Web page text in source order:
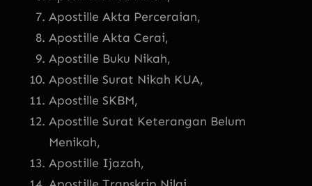
Apostille Akta Perceraian,
Apostille Akta Cerai,
Apostille Buku Nikah,
Apostille Surat Nikah KUA,
Apostille SKBM,
Apostille Surat Keterangan Belum
Menikah,
Apostille Ijazah,